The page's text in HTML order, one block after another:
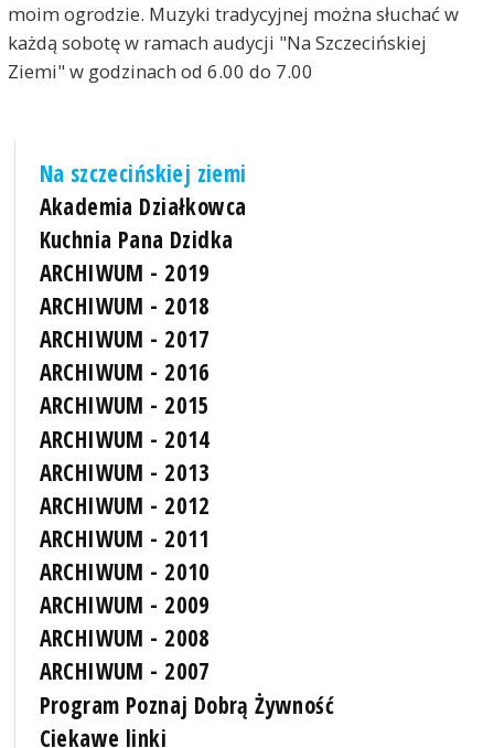
moim ogrodzie. Muzyki tradycyjnej można słuchać w
każdą sobotę w ramach audycji "Na Szczecińskiej
Ziemi" w godzinach od 6.00 do 7.00
Na szczecińskiej ziemi
Akademia Działkowca
Kuchnia Pana Dzidka
ARCHIWUM - 2019
ARCHIWUM - 2018
ARCHIWUM - 2017
ARCHIWUM - 2016
ARCHIWUM - 2015
ARCHIWUM - 2014
ARCHIWUM - 2013
ARCHIWUM - 2012
ARCHIWUM - 2011
ARCHIWUM - 2010
ARCHIWUM - 2009
ARCHIWUM - 2008
ARCHIWUM - 2007
Program Poznaj Dobrą Żywność
Ciekawe linki